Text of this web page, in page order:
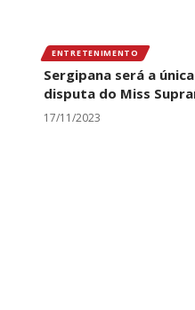
ENTRETENIMENTO
Sergipana será a
disputa do Miss
17/11/2023